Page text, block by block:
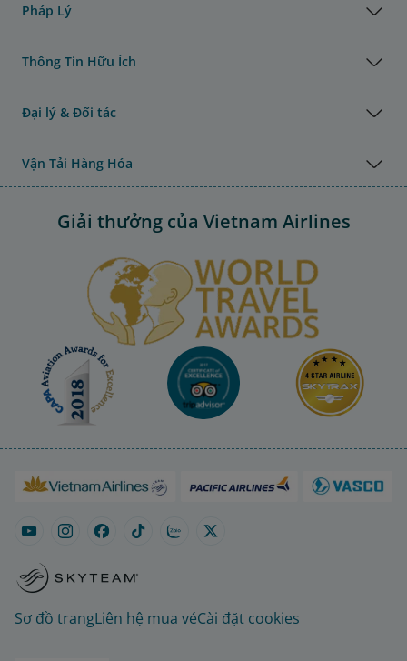
Pháp Lý
Thông Tin Hữu Ích
Đại lý & Đối tác
Vận Tải Hàng Hóa
Giải thưởng của Vietnam Airlines
Sơ đồ trangLiên hệ mua véCài đặt cookies